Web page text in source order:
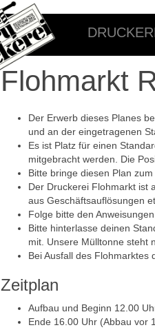
Flohmarkt
Der Erwerb dieses Planes
und an der eingetragenen
Es ist Platz für einen
mitgebracht werden. Die
Bitte bringe diesen Plan
Der Druckerei Flohmarkt ist
aus Geschäftsauflösungen
Folge bitte den
Bitte hinterlasse deinen
mit. Unsere Mülltonne steht
Bei Ausfall des Flohmarktes
Zeitplan
Aufbau und Beginn 12.00
Ende 16.00 Uhr (Abbau vor